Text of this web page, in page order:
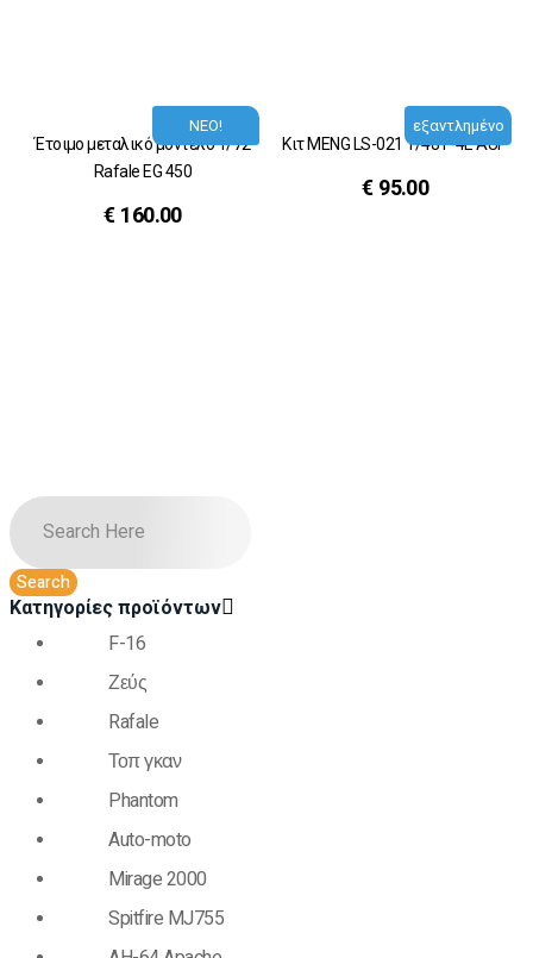
ΝΕΟ!
Έτοιμο μεταλικό μοντέλο 1/72
Rafale EG 450
€ 160.00
εξαντλημένο
Κιτ MENG LS-021 1/48 F-4E AUP
€ 95.00
Κατηγορίες προϊόντων
F-16
Ζεύς
Rafale
Τοπ γκαν
Phantom
Auto-moto
Mirage 2000
Spitfire MJ755